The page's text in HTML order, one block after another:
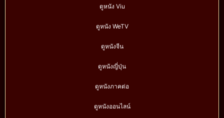
ดูหนัง Viu
ดูหนัง WeTV
ดูหนังจีน
ดูหนังญี่ปุ่น
ดูหนังภาคต่อ
ดูหนังออนไลน์